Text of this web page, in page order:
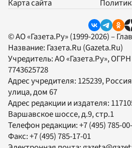
Карта сайта
© АО «Газета.Ру» (1999-2026) –
Название: Газета.Ru (Gazeta.Ru)
Учредитель:АО «Газета.Ру», ОГРН
7743625728
Адрес учредителя: 125239,
улица, дом 67
Адрес редакции и издателя:
Варшавское шоссе, д.9, стр.1
Телефон редакции:+7 (495) 785-
Факс:+7 (495) 785-17-01